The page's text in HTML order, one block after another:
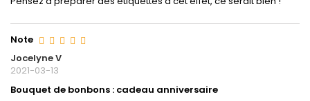
Note
Jocelyne V
2021-03-13
Bouquet de bonbons : cadeau anniversaire